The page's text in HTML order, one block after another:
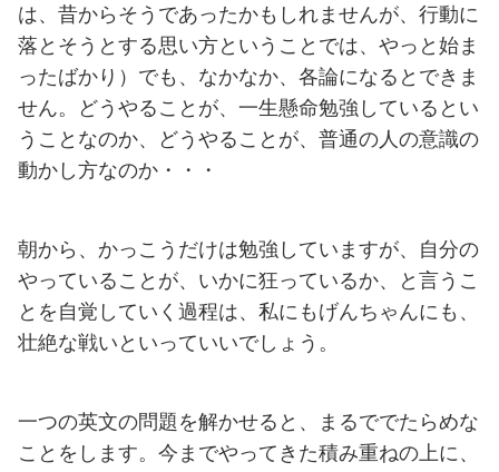
は、昔からそうであったかもしれませんが、行動に
落とそうとする思い方ということでは、やっと始ま
ったばかり）でも、なかなか、各論になるとできま
せん。どうやることが、一生懸命勉強しているとい
うことなのか、どうやることが、普通の人の意識の
動かし方なのか・・・
朝から、かっこうだけは勉強していますが、自分の
やっていることが、いかに狂っているか、と言うこ
とを自覚していく過程は、私にもげんちゃんにも、
壮絶な戦いといっていいでしょう。
一つの英文の問題を解かせると、まるででたらめな
ことをします。今までやってきた積み重ねの上に、